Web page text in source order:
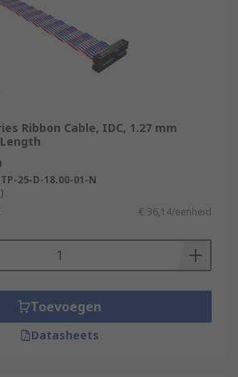
Ribbon Cable, IDC, 1.27 mm
25-D-18.00-01-N
€ 36,14/eenheid
Toevoegen
Datasheets